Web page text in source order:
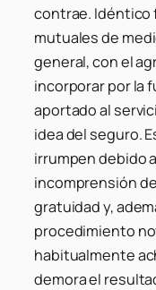
contrae. Idéntico
mutuales de
general, con el
incorporar por la
aportado al
idea del seguro.
irrumpen debido
incomprensión
gratuidad y,
procedimiento
habitualmente
demora el